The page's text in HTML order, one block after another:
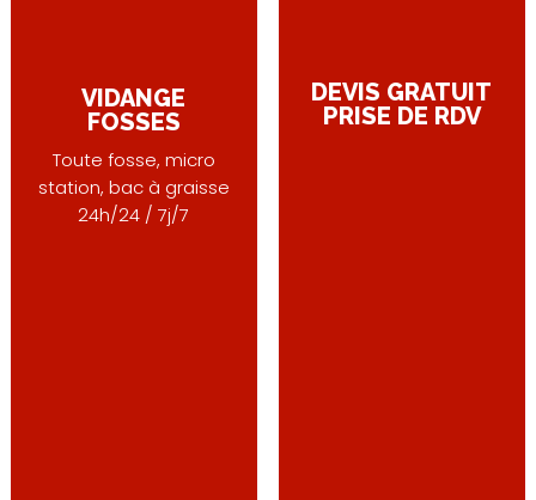
VIDANGE
FOSSES
Toute fosse, micro
station, bac à graisse
24h/24 / 7j/7
DEVIS GRATUIT
PRISE DE RDV